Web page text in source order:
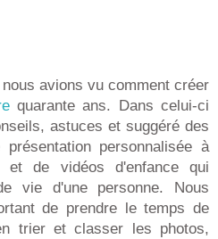
avions vu comment créer
quarante ans. Dans celui-ci
astuces et suggéré des
personnalisée à
et de vidéos d'enfance qui
vie d'une personne. Nous
de prendre le temps de
trier et classer les photos,